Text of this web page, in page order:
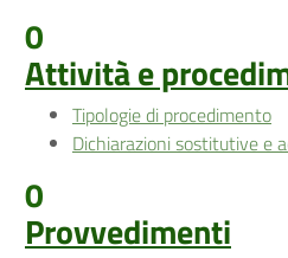
0
Attività e
Tipologie di procedimento
Dichiarazioni sostitutive e
0
Provvedimenti